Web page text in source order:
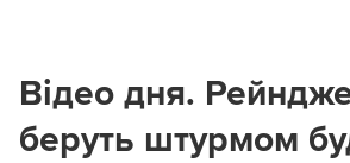
Відео дня.
беруть штурмом